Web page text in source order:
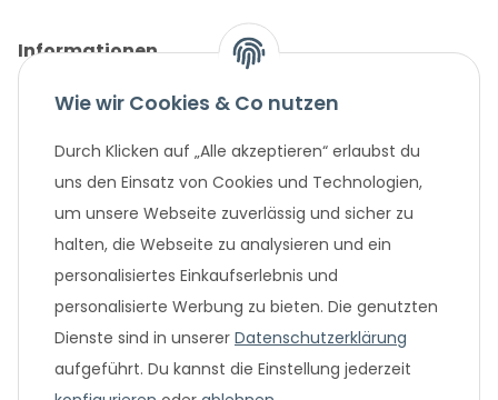
Informationen
Gesetzliche Informationen
Unternehmen
Beliebte Angebote
Wie wir Cookies & Co nutzen
Durch Klicken auf „Alle akzeptieren“ erlaubst du
uns den Einsatz von Cookies und Technologien,
um unsere Webseite zuverlässig und sicher zu
halten, die Webseite zu analysieren und ein
personalisiertes Einkaufserlebnis und
personalisierte Werbung zu bieten. Die genutzten
Dienste sind in unserer Datenschutzerklärung
aufgeführt. Du kannst die Einstellung jederzeit